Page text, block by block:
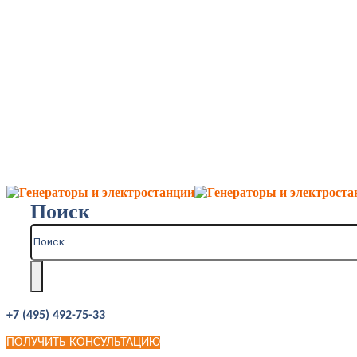
Поиск
+7 (495) 492-75-33
ПОЛУЧИТЬ КОНСУЛЬТАЦИЮ